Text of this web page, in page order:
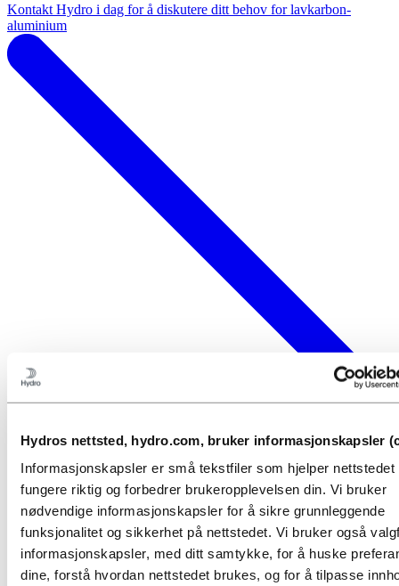
Hydros nettsted, hydro.com, bruker informasjonskapsler
Informasjonskapsler er små tekstfiler som hjelper nettstedet
fungere riktig og forbedrer brukeropplevelsen din. Vi bruker
nødvendige informasjonskapsler for å sikre grunnleggende
funksjonalitet og sikkerhet på nettstedet. Vi bruker også
informasjonskapsler, med ditt samtykke, for å huske
dine, forstå hvordan nettstedet brukes, og for å tilpasse
Kontakt Hydro i dag for å diskutere ditt behov for lavkarbon-
aluminium